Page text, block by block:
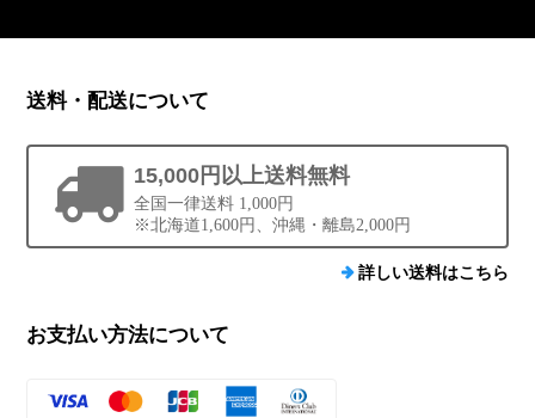
送料・配送について
15,000円以上送料無料
全国一律送料 1,000円
※北海道1,600円、沖縄・離島2,000円
詳しい送料はこちら
お支払い方法について